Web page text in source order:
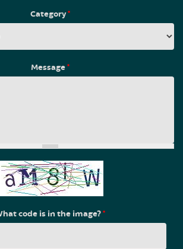
Category*
Message*
code is in the image?*